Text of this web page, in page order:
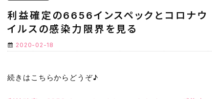
利益確定の6656インスペックとコロナウ
イルスの感染力限界を見る
2020-02-18
続きはこちらからどうぞ♪